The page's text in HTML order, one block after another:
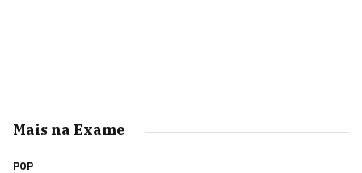
Mais na Exame
POP